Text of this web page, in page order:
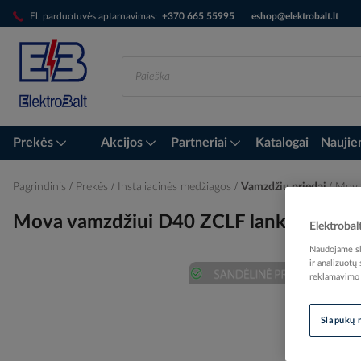
El. parduotuvės aptarnavimas: +370 665 55995 eshop@elektrobalt.lt
Skip
to
Content
Prekės Akcijos Partneriai Katalogai
Pagrindinis Prekės Instaliacinės medžiagos Vamzdžių priedai
Mova vamzdžiui D40 ZCLF lanksti pilka
Naudojame
ir analizuotų
reklamavimo
Slapukų